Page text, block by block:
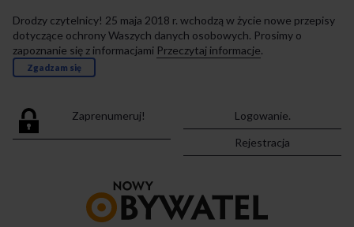
Drodzy czytelnicy! 25 maja 2018 r. wchodzą w życie nowe przepisy
dotyczące ochrony Waszych danych osobowych. Prosimy o
zapoznanie się z informacjami Przeczytaj informacje.
Zgadzam się
Zaprenumeruj!
Logowanie.
Rejestracja
strony